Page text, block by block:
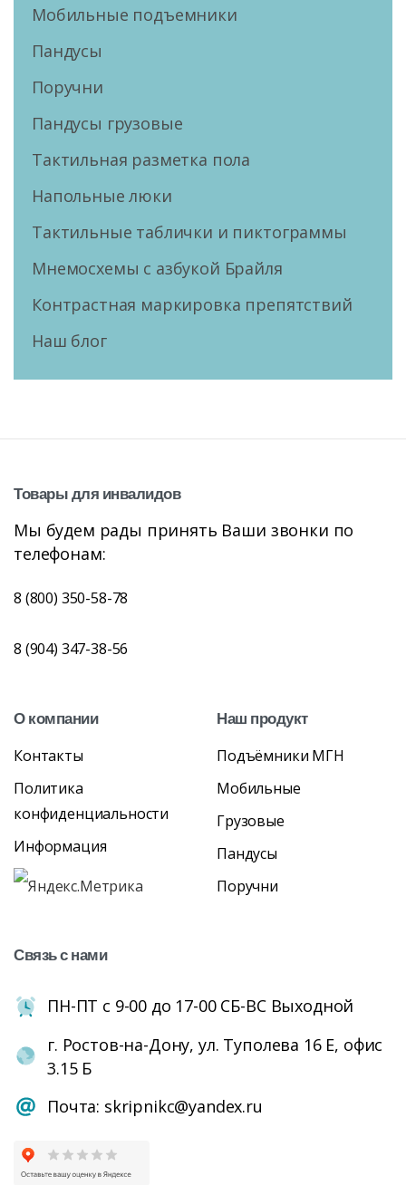
Мобильные подъемники
Пандусы
Поручни
Пандусы грузовые
Тактильная разметка пола
Напольные люки
Тактильные таблички и пиктограммы
Мнемосхемы с азбукой Брайля
Контрастная маркировка препятствий
Наш блог
Товарыдля инвалидов
Мы будем рады принять Ваши звонки по
телефонам:
8 (800) 350-58-78
8 (904) 347-38-56
Окомпании
Контакты
Политика
конфиденциальности
Информация
Наш продукт
Подъёмники МГН
Мобильные
Грузовые
Пандусы
Поручни
Связьснами
ПН-ПТ с 9-00 до 17-00 СБ-ВС Выходной
г. Ростов-на-Дону, ул. Туполева 16 Е, офис
3.15 Б
Почта: skripnikc@yandex.ru